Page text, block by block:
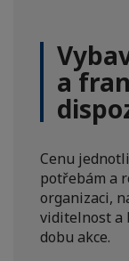
a
Cenu
potřebám a
organizaci,
viditelnost a
dobu akce.